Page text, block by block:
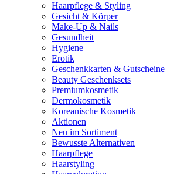
Haarpflege & Styling
Gesicht & Körper
Make-Up & Nails
Gesundheit
Hygiene
Erotik
Geschenkkarten & Gutscheine
Beauty Geschenksets
Premiumkosmetik
Dermokosmetik
Koreanische Kosmetik
Aktionen
Neu im Sortiment
Bewusste Alternativen
Haarpflege
Haarstyling